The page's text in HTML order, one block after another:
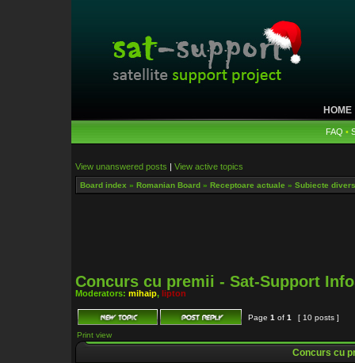
HOME
FAQ •
View unanswered posts | View active topics
Board index » Romanian Board » Receptoare actuale » Subiecte
Concurs cu premii - Sat-Support
Moderators: mihaip, lipton
Page 1 of 1
[ 10 posts ]
Print view
Concurs cu